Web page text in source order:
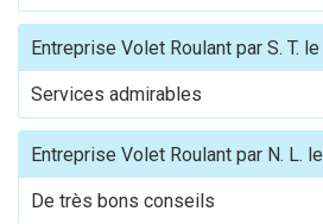
Entreprise Volet Roulant par S. T. le
Services admirables
Entreprise Volet Roulant par N. L. le
De très bons conseils